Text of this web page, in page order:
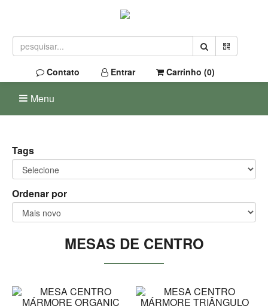
Contato Entrar Carrinho (0)
Menu
Tags
Ordenar por
MESAS DE CENTRO